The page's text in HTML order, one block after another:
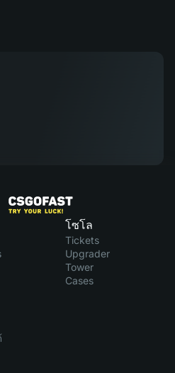
โซโล
Tickets
Upgrader
Tower
Cases